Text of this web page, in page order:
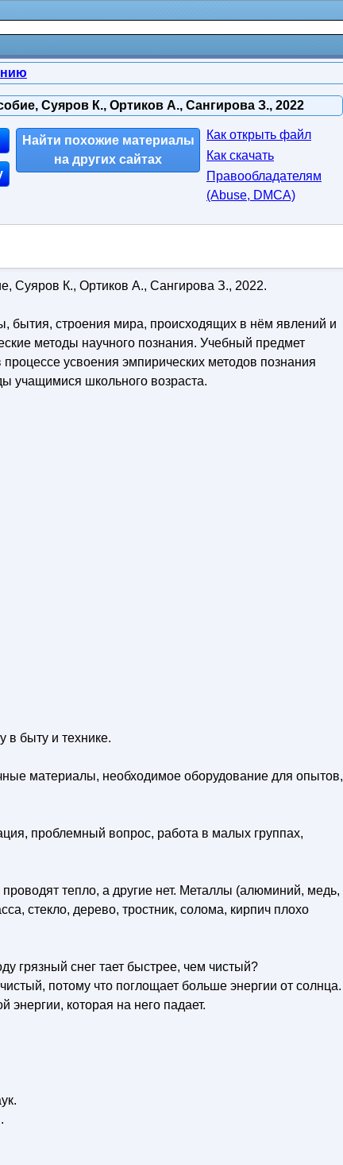
Суяров К., Ортиков А., Сангирова З., 2022
Найти похожие материалы
на других сайтах
Как открыть файл
Как скачать
Правообладателям
(Abuse, DMСA)
Суяров К., Ортиков А., Сангирова З., 2022.
бытия, строения мира, происходящих в нём явлений и
методы научного познания. Учебный предмет
усвоения эмпирических методов познания
учащимися школьного возраста.
в быту и технике.
материалы, необходимое оборудование для опытов,
проблемный вопрос, работа в малых группах,
тепло, а другие нет. Металлы (алюминий, медь,
стекло, дерево, тростник, солома, кирпич плохо
грязный снег тает быстрее, чем чистый?
потому что поглощает больше энергии от солнца.
энергии, которая на него падает.